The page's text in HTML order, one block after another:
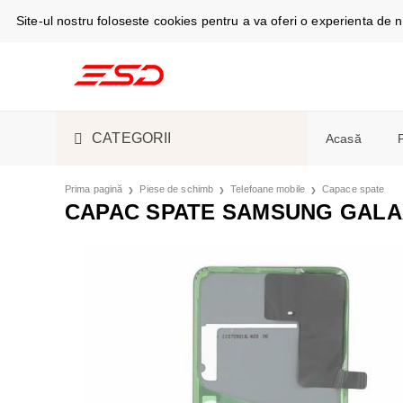
CATEGORII
TELEFOANE ȘI TABLETE CABLURI DE
HUSE,
ÎNCĂRCARE
CĂȘTI
ȘI ELECTROCASNICE
ÎNGRIJIRE
FRIGIDERE
Masini
Stații și
Acasă
Prima pagină Piese de schimb Telefoane mobile Capace spate
CAPAC SPATE SAMSUNG
Site-ul nostru foloseste cookies pentru a va oferi o experienta de